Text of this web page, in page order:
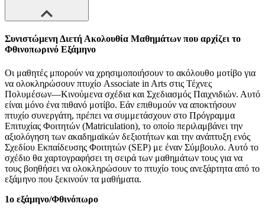
Συνιστώμενη Διετή Ακολουθία Μαθημάτων που αρχίζει το
Φθινοπωρινό Εξάμηνο
Οι μαθητές μπορούν να χρησιμοποιήσουν το ακόλουθο μοτίβο για
να ολοκληρώσουν πτυχίο Associate in Arts στις Τέχνες
Πολυμέσων—Κινούμενα σχέδια και Σχεδιασμός Παιχνιδιών. Αυτό
είναι μόνο ένα πιθανό μοτίβο. Εάν επιθυμούν να αποκτήσουν
πτυχίο συνεργάτη, πρέπει να συμμετάσχουν στο Πρόγραμμα
Επιτυχίας Φοιτητών (Matriculation), το οποίο περιλαμβάνει την
αξιολόγηση των ακαδημαϊκών δεξιοτήτων και την ανάπτυξη ενός
Σχεδίου Εκπαίδευσης Φοιτητών (SEP) με έναν Σύμβουλο. Αυτό το
σχέδιο θα χαρτογραφήσει τη σειρά των μαθημάτων τους για να
τους βοηθήσει να ολοκληρώσουν το πτυχίο τους ανεξάρτητα από το
εξάμηνο που ξεκινούν τα μαθήματα.
1ο εξάμηνο/Φθινόπωρο